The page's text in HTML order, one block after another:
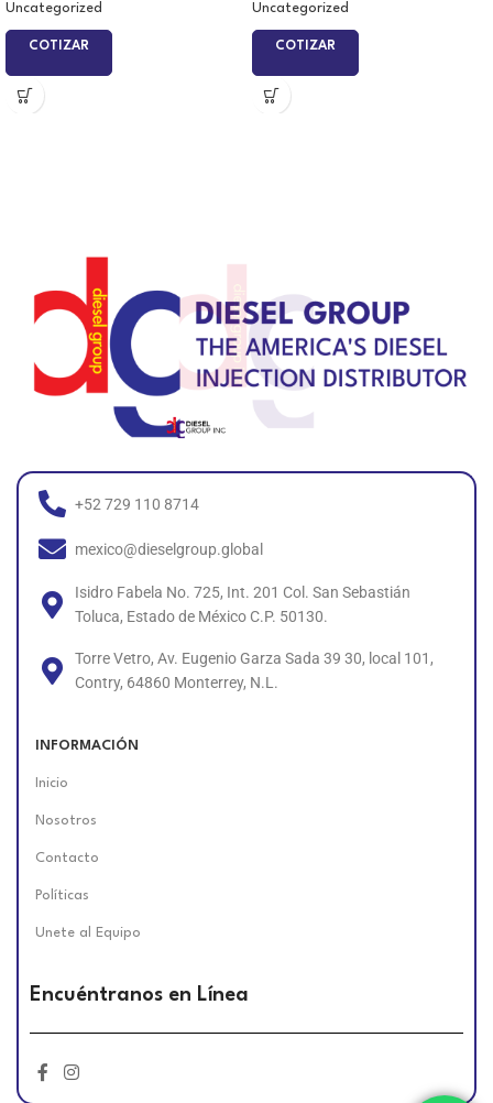
Uncategorized
COTIZAR
Uncategorized
COTIZAR
+52 729 110 8714
mexico@dieselgroup.global
Isidro Fabela No. 725, Int. 201 Col. San Sebastián
Toluca, Estado de México C.P. 50130.
Torre Vetro, Av. Eugenio Garza Sada 39 30, local 101,
Contry, 64860 Monterrey, N.L.
INFORMACIÓN
Inicio
Nosotros
Contacto
Políticas
Unete al Equipo
Encuéntranos en Línea